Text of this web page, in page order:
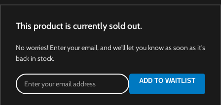
This product is currently sold out.
No worries! Enter your email, and we'll let you know as soon as it's
back in stock.
ADD TO WAITLIST